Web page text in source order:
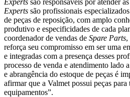
Experts são profissionais
de peças de reposição, com amplo
produtivo e especificidades de cada
coordenador de vendas de Spare Parts,
reforça seu compromisso em ser uma
e integradas com a presença desses
processo de venda e atendimento lado
e abrangência do estoque de peças é
afirmar que a Valmet possui peças para
equipamentos”.